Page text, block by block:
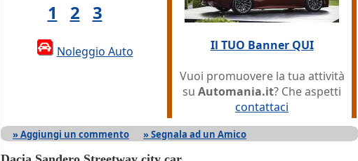
1 2 3
Noleggio Auto
Il TUO Banner QUI
Vuoi promuovere la tua attività
su Automania.it? Che aspetti
contattaci
» Aggiungi un commento » Segnala ad un Amico